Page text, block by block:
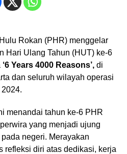
Rokan (PHR) menggelar
Hari Ulang Tahun (HUT) ke-6
‘6 Years 4000 Reasons’,di
dan seluruh wilayah operasi
menandai tahun ke-6 PHR
yang menjadi ujung
negeri. Merayakan
refleksi diri atas dedikasi, kerja